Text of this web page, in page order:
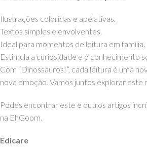
Ilustrações coloridas e apelativas.
Textos simples e envolventes.
Ideal para momentos de leitura em família.
Estimula a curiosidade e o conhecimento
Com “Dinossauros!”, cada leitura é uma
nova emoção. Vamos juntos explorar este
Podes encontrar este e outros artigos
na EhGoom.
Edicare